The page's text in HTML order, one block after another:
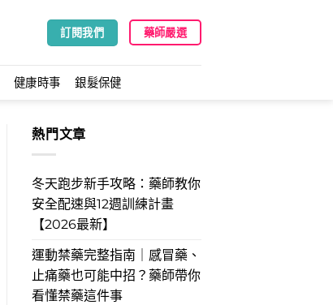
訂閱我們 藥師嚴選
健康時事 銀髮保健
熱門文章
冬天跑步新手攻略：藥師教你
安全配速與12週訓練計畫
【2026最新】
運動禁藥完整指南｜感冒藥、
止痛藥也可能中招？藥師帶你
看懂禁藥這件事